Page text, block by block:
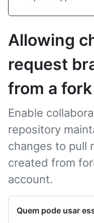
Allowing
request
from a fork
Enable
repository
changes to pull
created from
account.
Quem pode usar